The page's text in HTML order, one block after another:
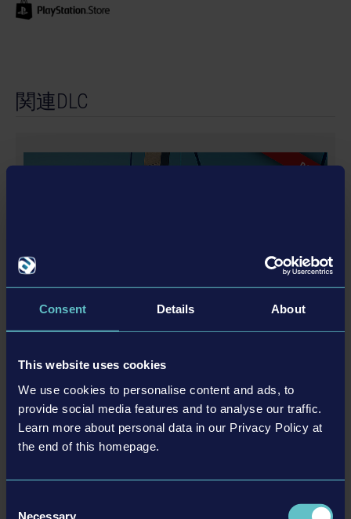
Consent Details About
This website uses cookies
We use cookies to personalise content and ads, to
provide social media features and to analyse our traffic.
Learn more about personal data in our Privacy Policy at
the end of this homepage.
Necessary
Developed by weltenbauer. Software Entwicklung
Entwicklung GmbH and its logos are trademarks or
shapes, colours and performance. All other intellectual
respective companies. All rights reserved.“PlayStation
Family Mark”, “PlayStation”, “PS5 logo”, “PS5”, “PS4 logo”
Sony Interactive Entertainment Inc. Microsoft, the
Xbox Sphere mark, the Series X logo, Series S logo,
Series X|S logo, Xbox One and Xbox Series X, Xbox
Microsoft group of companies.
関連DLC
DLC
DYNAPAC PACK
詳細を見る